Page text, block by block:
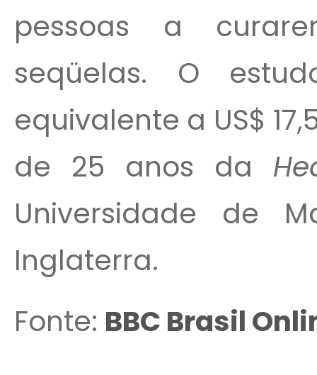
pessoas a
seqüelas. O
equivalente a US$
de 25 anos da
Universidade de
Inglaterra.
Fonte: BBC Brasil